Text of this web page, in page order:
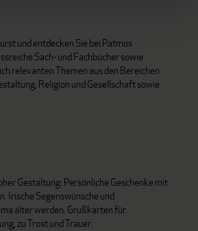
und entdecken Sie bei Patmos
Sach- und Fachbücher sowie
relevanten Themen aus den Bereichen
Religion und Gesellschaft sowie
Gestaltung: Persönliche Geschenke mit
Irische Segenswünsche und
älter werden. Grußkarten für
zu Trost und Trauer.